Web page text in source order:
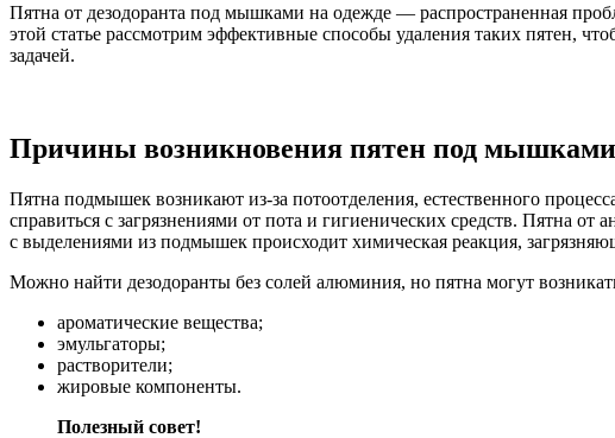
Пятна от дезодоранта под мышками на одежде — распространенная
этой статье рассмотрим эффективные способы удаления таких пятен,
задачей.
Причины возникновения пятен под мышками
Пятна подмышек возникают из-за потоотделения, естественного
справиться с загрязнениями от пота и гигиенических средств. Пятна
с выделениями из подмышек происходит химическая реакция,
Можно найти дезодоранты без солей алюминия, но пятна могут
ароматические вещества;
эмульгаторы;
растворители;
жировые компоненты.
Полезный совет!